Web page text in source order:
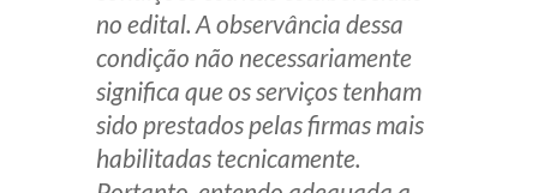
no edital. A observância dessa
condição não necessariamente
significa que os serviços tenham
sido prestados pelas firmas mais
habilitadas tecnicamente.